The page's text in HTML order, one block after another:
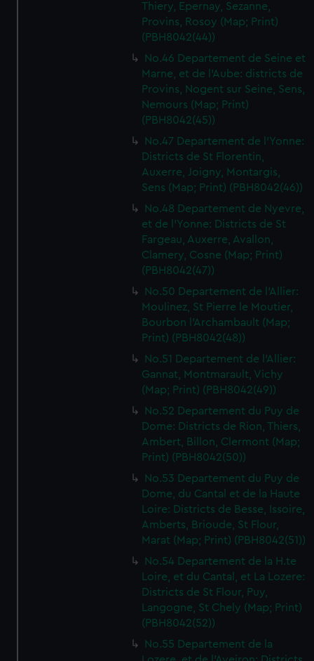
Thiery, Epernay, Sezanne,
Provins, Rosoy (Map; Print)
(PBH8042(44))
No.46 Departement de Seine et
Marne, et de l'Aube: districts de
Provins, Nogent sur Seine, Sens,
Nemours (Map; Print)
(PBH8042(45))
No.47 Departement de l'Yonne:
Districts de St Florentin,
Auxerre, Joigny, Montargis,
Sens (Map; Print) (PBH8042(46))
No.48 Departement de Nyevre,
et de l'Yonne: Districts de St
Fargeau, Auxerre, Avallon,
Clamery, Cosne (Map; Print)
(PBH8042(47))
No.50 Departement de l'Allier:
Moulinez, St Pierre le Moutier,
Bourbon l'Archambault (Map;
Print) (PBH8042(48))
No.51 Departement de l'Allier:
Gannat, Montmarault, Vichy
(Map; Print) (PBH8042(49))
No.52 Departement du Puy de
Dome: Districts de Rion, Thiers,
Ambert, Billon, Clermont (Map;
Print) (PBH8042(50))
No.53 Departement du Puy de
Dome, du Cantal et de la Haute
Loire: Districts de Besse, Issoire,
Amberts, Brioude, St Flour,
Marat (Map; Print) (PBH8042(51))
No.54 Departement de la H.te
Loire, et du Cantal, et La Lozere:
Districts de St Flour, Puy,
Langogne, St Chely (Map; Print)
(PBH8042(52))
No.55 Departement de la